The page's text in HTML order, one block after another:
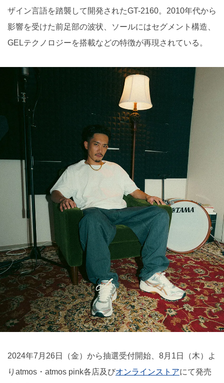
ザイン言語を踏襲して開発されたGT-2160。2010年代から
影響を受けた前足部の波状、ソールにはセグメント構造、
GELテクノロジーを搭載などの特徴が再現されている。
2024年7月26日（金）から抽選受付開始、8月1日（木）よ
りatmos・atmos pink各店及びオンラインストアにて発売